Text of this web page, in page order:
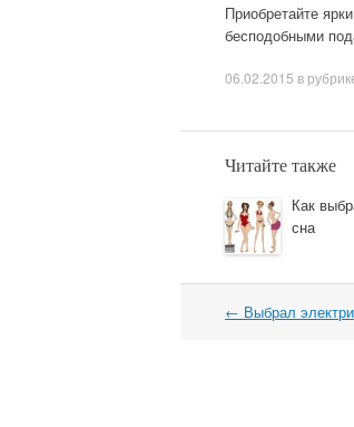
Приобретайте
бесподобными
06.02.2015 в
Читайте также
Как
сна
Навигация
← Выбрал